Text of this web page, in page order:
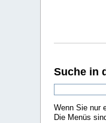
Suche in
Wenn Sie nur
Die Menüs